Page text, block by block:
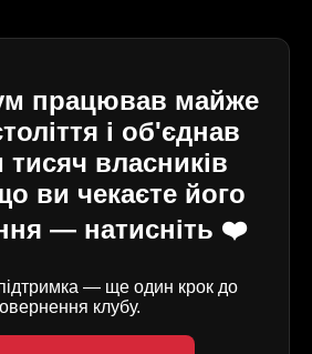
працював майже
і об'єднав
тисяч власників
ви чекаєте його
— натисніть ❤️
— ще один крок до
клубу.